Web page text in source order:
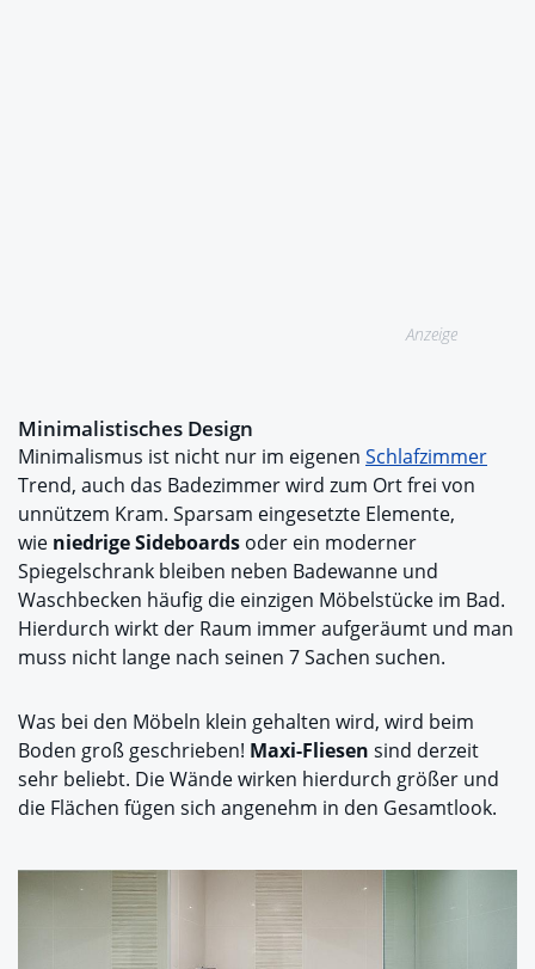
Anzeige
Minimalistisches Design
Minimalismus ist nicht nur im eigenen Schlafzimmer
Trend, auch das Badezimmer wird zum Ort frei von
unnützem Kram. Sparsam eingesetzte Elemente,
wie niedrige Sideboards oder ein moderner
Spiegelschrank bleiben neben Badewanne und
Waschbecken häufig die einzigen Möbelstücke im Bad.
Hierdurch wirkt der Raum immer aufgeräumt und man
muss nicht lange nach seinen 7 Sachen suchen.
Was bei den Möbeln klein gehalten wird, wird beim
Boden groß geschrieben! Maxi-Fliesen sind derzeit
sehr beliebt. Die Wände wirken hierdurch größer und
die Flächen fügen sich angenehm in den Gesamtlook.